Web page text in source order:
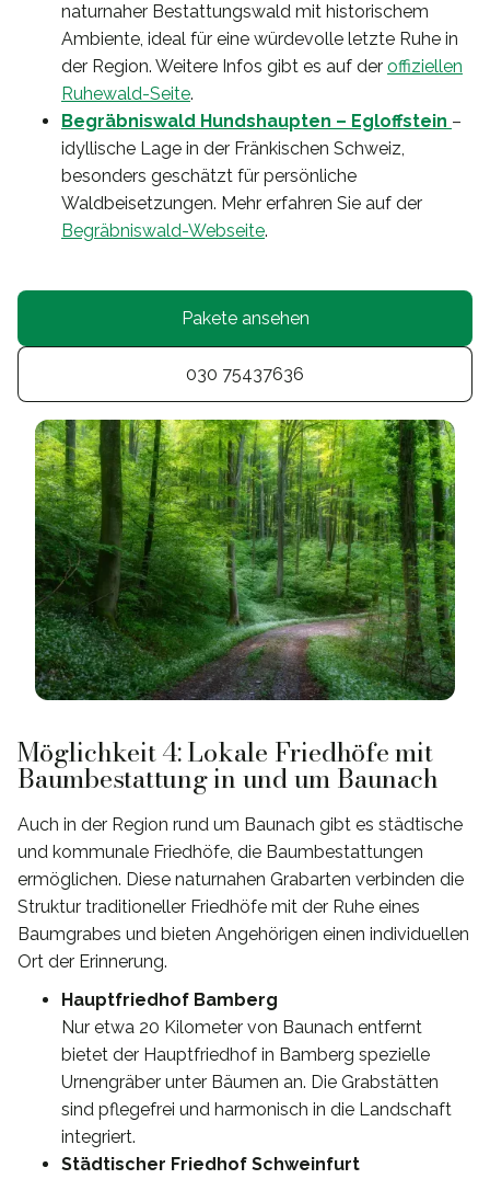
naturnaher Bestattungswald mit historischem
Ambiente, ideal für eine würdevolle letzte Ruhe in
der Region. Weitere Infos gibt es auf der offiziellen
Ruhewald-Seite.
Begräbniswald Hundshaupten – Egloffstein –
idyllische Lage in der Fränkischen Schweiz,
besonders geschätzt für persönliche
Waldbeisetzungen. Mehr erfahren Sie auf der
Begräbniswald-Webseite.
Pakete ansehen
030 75437636
Möglichkeit 4: Lokale Friedhöfe mit
Baumbestattung in und um Baunach
Auch in der Region rund um Baunach gibt es städtische
und kommunale Friedhöfe, die Baumbestattungen
ermöglichen. Diese naturnahen Grabarten verbinden die
Struktur traditioneller Friedhöfe mit der Ruhe eines
Baumgrabes und bieten Angehörigen einen individuellen
Ort der Erinnerung.
Hauptfriedhof Bamberg
Nur etwa 20 Kilometer von Baunach entfernt
bietet der Hauptfriedhof in Bamberg spezielle
Urnengräber unter Bäumen an. Die Grabstätten
sind pflegefrei und harmonisch in die Landschaft
integriert.
Städtischer Friedhof Schweinfurt